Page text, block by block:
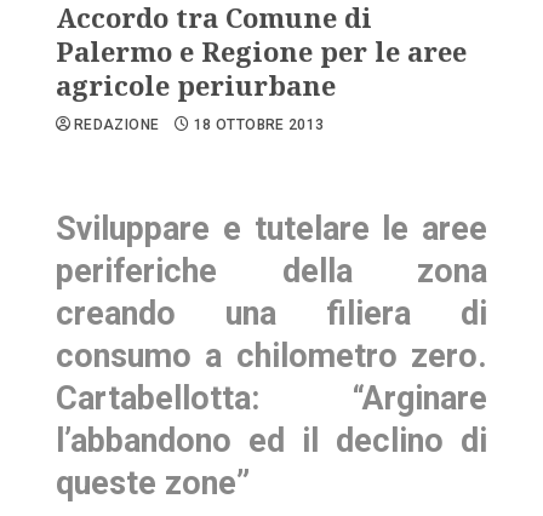
Accordo tra Comune di
Palermo e Regione per le aree
agricole periurbane
REDAZIONE 18 OTTOBRE 2013
Sviluppare e tutelare le aree
periferiche della zona
creando una filiera di
consumo a chilometro zero.
Cartabellotta: “Arginare
l’abbandono ed il declino di
queste zone”